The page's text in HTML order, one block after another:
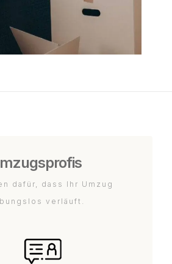
dafür, dass Ihr Umzug
verläuft.